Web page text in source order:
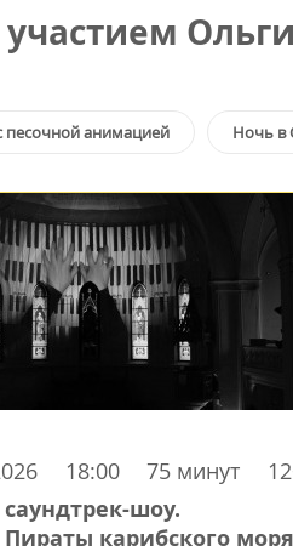
песочной анимацией Ночь в
18:00 75 минут
шоу.
карибского